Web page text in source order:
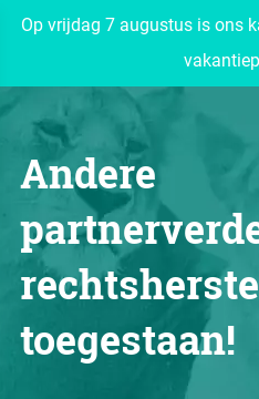
Op vrijdag 7 augustus is ons
Andere
toegestaan!